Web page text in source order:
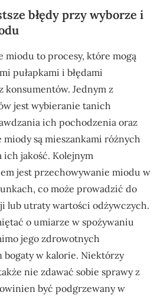
błędy przy wyborze i
miodu to procesy, które mogą
pułapkami i błędami
konsumentów. Jednym z
jest wybieranie tanich
ich pochodzenia oraz
miody są mieszankami różnych
ich jakość. Kolejnym
jest przechowywanie miodu w
co może prowadzić do
lub utraty wartości odżywczych.
o umiarze w spożywaniu
jego zdrowotnych
bogaty w kalorie. Niektórzy
nie zdawać sobie sprawy z
być podgrzewany w